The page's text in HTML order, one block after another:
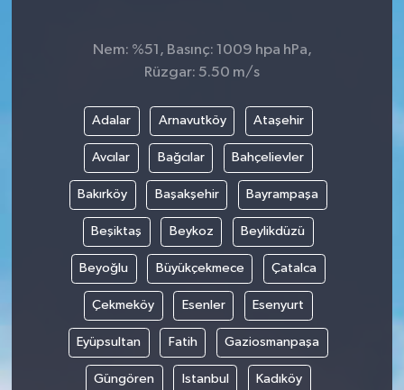
Nem: %51, Basınç: 1009 hpa hPa,
Rüzgar: 5.50 m/s
Adalar Arnavutköy Ataşehir
Avcılar Bağcılar Bahçelievler
Bakırköy Başakşehir Bayrampaşa
Beşiktaş Beykoz Beylikdüzü
Beyoğlu Büyükçekmece Çatalca
Çekmeköy Esenler Esenyurt
Eyüpsultan Fatih Gaziosmanpaşa
Güngören Istanbul Kadıköy